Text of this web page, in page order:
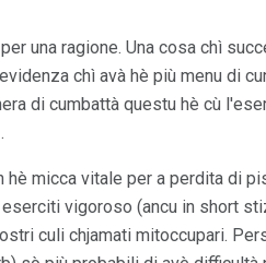
una ragione. Una cosa chì
chì avà hè più menu di
di cumbattà questu hè cù
.
micca vitale per a perdita di
vigoroso (ancu in short
culi chjamati mitoccupari.